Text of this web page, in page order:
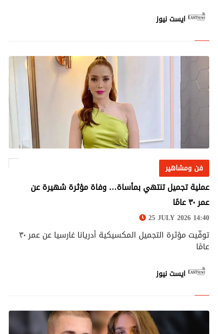
ايست نيوز
فن ومشاهير
فن ومشاهير
عملية تجميل تنتهي بمأساة… وفاة مؤثرة شهيرة عن
عمر ٣٠ عامًا
25 JULY 2026 14:40
توفّيت مؤثرة التجميل المكسيكية أدريانا غارسيا عن عمر ٣٠
عامًا
ايست نيوز